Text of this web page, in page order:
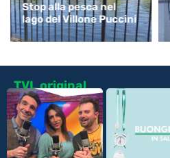
Stop alla pesca nel
lago del Villone Puccini
TVL original